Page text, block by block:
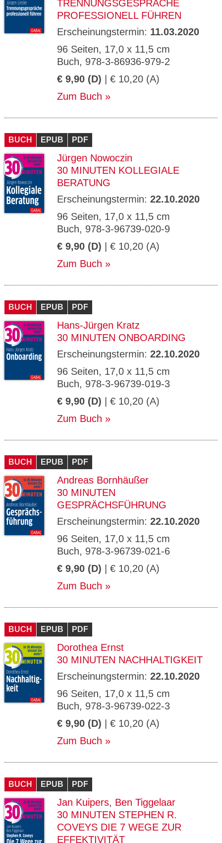
TRENNUNGSGESPRÄCHE
PROFESSIONELL FÜHREN
Erscheinungstermin: 11.03.2020
96 Seiten, 17,0 x 11,5 cm
Buch, 978-3-86936-979-2
€ 9,90 (D) | € 10,20 (A)
Zum Buch
BUCH EPUB PDF
Jürgen Nowoczin
30 MINUTEN KOLLEGIALE
BERATUNG
Erscheinungstermin: 22.10.2020
96 Seiten, 17,0 x 11,5 cm
Buch, 978-3-96739-020-9
€ 9,90 (D) | € 10,20 (A)
Zum Buch
BUCH EPUB PDF
Hans-Jürgen Kratz
30 MINUTEN ONBOARDING
Erscheinungstermin: 22.10.2020
96 Seiten, 17,0 x 11,5 cm
Buch, 978-3-96739-019-3
€ 9,90 (D) | € 10,20 (A)
Zum Buch
BUCH EPUB PDF
Andreas Bornhäußer
30 MINUTEN
GESPRÄCHSFÜHRUNG
Erscheinungstermin: 22.10.2020
96 Seiten, 17,0 x 11,5 cm
Buch, 978-3-96739-021-6
€ 9,90 (D) | € 10,20 (A)
Zum Buch
BUCH EPUB PDF
Dorothea Ernst
30 MINUTEN NACHHALTIGKEIT
Erscheinungstermin: 22.10.2020
96 Seiten, 17,0 x 11,5 cm
Buch, 978-3-96739-022-3
€ 9,90 (D) | € 10,20 (A)
Zum Buch
BUCH EPUB PDF
Jan Kuipers, Ben Tiggelaar
30 MINUTEN STEPHEN R.
COVEYS DIE 7 WEGE ZUR
EFFEKTIVITÄT